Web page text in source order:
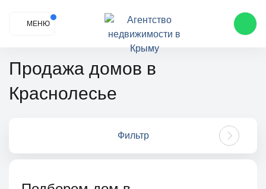
МЕНЮ
Продажа домов в
Краснолесье
Фильтр